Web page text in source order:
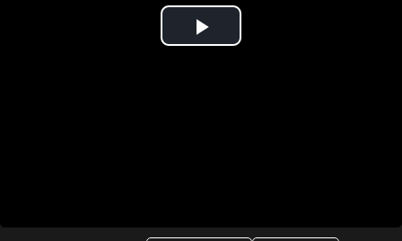
Play